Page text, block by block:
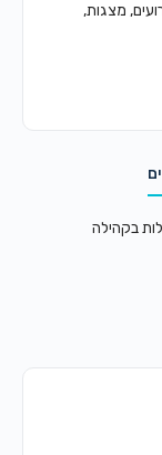
מצגות,
בקהילה